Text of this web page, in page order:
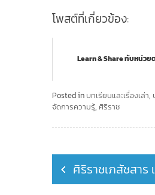
โพสต์ที่เกี่ยวข้อง:
Learn & Share กับหน่วย
Posted in บทเรียนและเรื่องเล่า,
จัดการความรู้, ศิริราช
Post
navigation
ศิริราชเภสัชสาร